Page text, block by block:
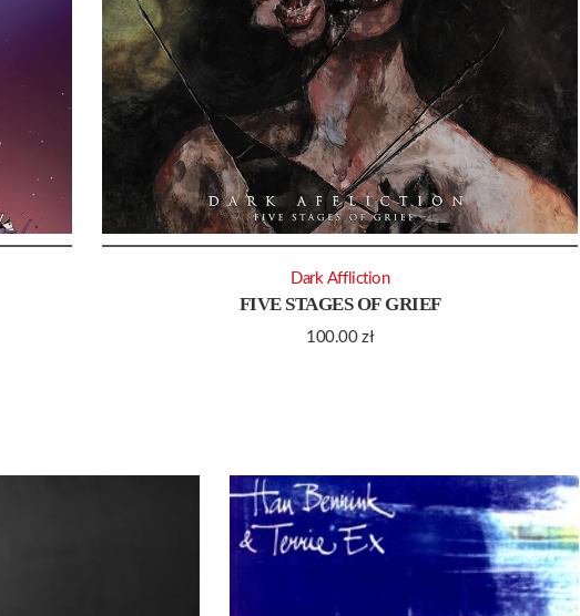
FIVE STAGES OF GRIEF
100.00zł
Dark Affliction